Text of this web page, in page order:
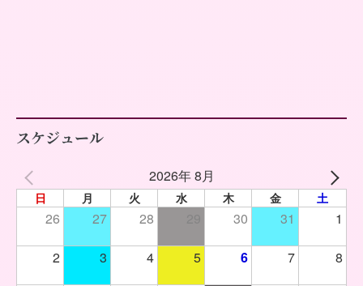
スケジュール
2026年 8月
日 月 火 水 木 金 土
26 27 28 30 31 1
2 3 4 5 6 7 8